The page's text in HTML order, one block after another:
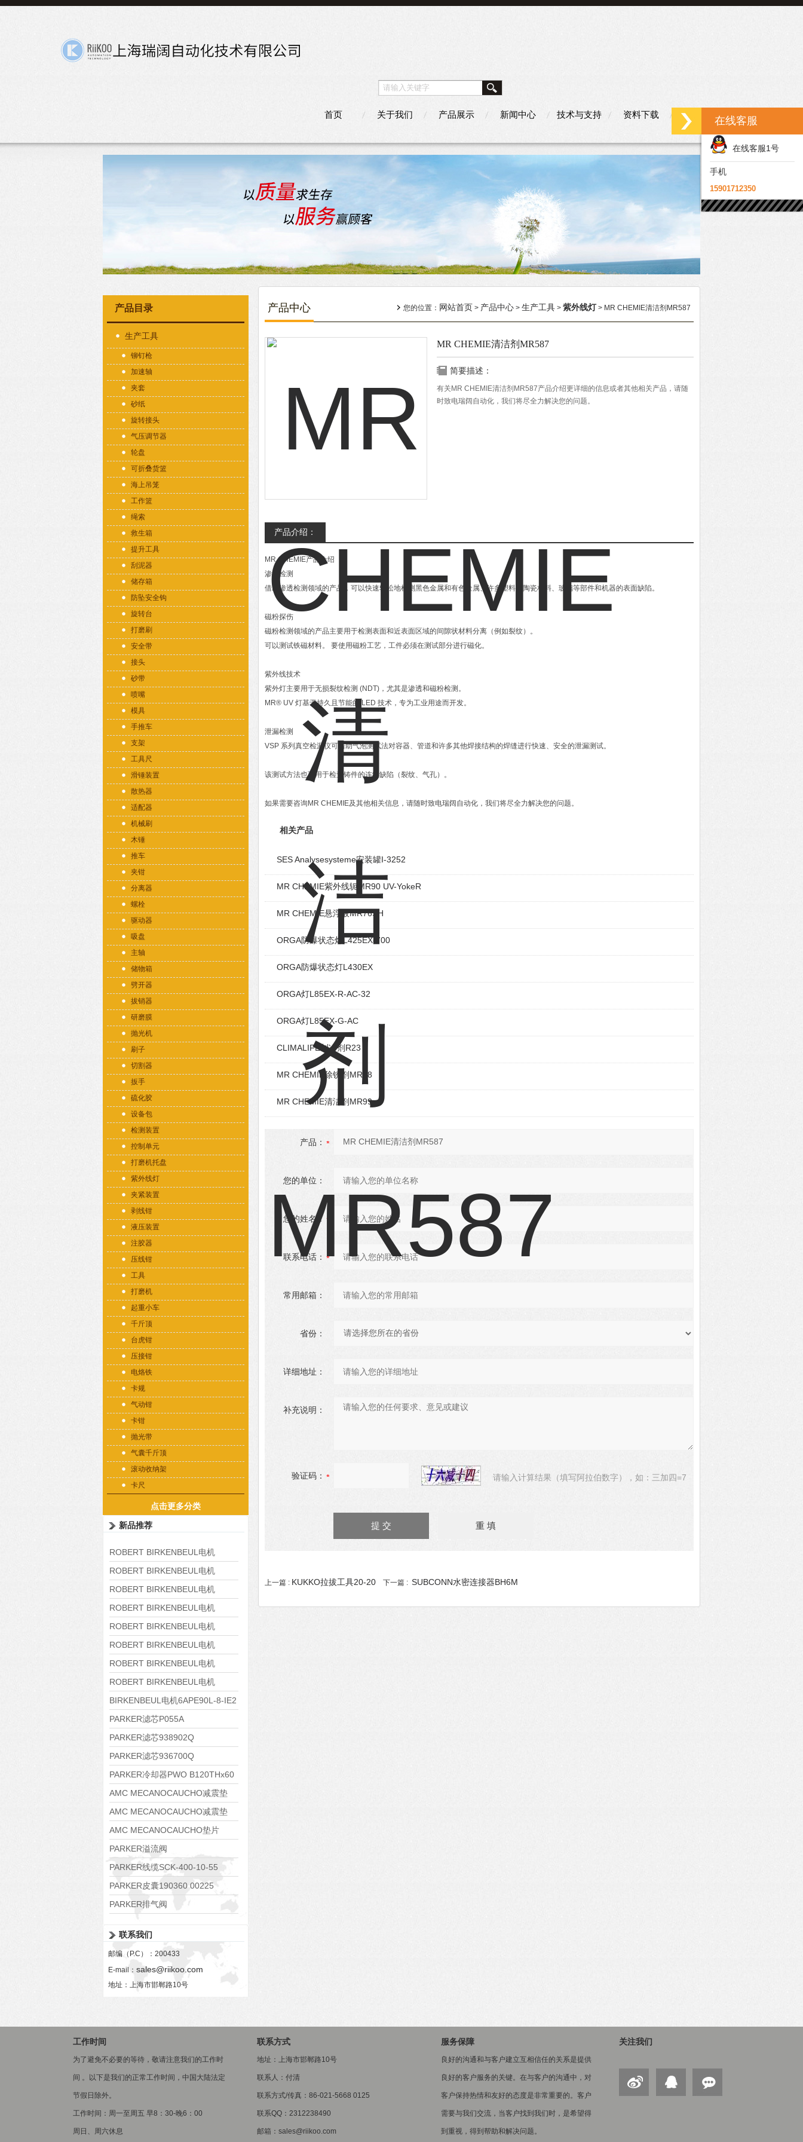
首页 关于我们 产品展示 新闻中心 技术与支持 资料下载 联系我们
产品目录
生产工具
铆钉枪
加速轴
夹套
砂纸
旋转接头
气压调节器
轮盘
可折叠货篮
海上吊笼
工作篮
绳索
救生箱
提升工具
刮泥器
储存箱
防坠安全钩
旋转台
打磨刷
安全带
接头
砂带
喷嘴
模具
手推车
支架
工具尺
滑锤装置
散热器
适配器
机械刷
木锤
推车
夹钳
分离器
螺栓
驱动器
吸盘
主轴
储物箱
劈开器
拔销器
研磨膜
抛光机
刷子
切割器
扳手
硫化胶
设备包
检测装置
控制单元
打磨机托盘
紫外线灯
夹紧装置
剥线钳
液压装置
注胶器
压线钳
工具
打磨机
起重小车
千斤顶
台虎钳
压接钳
电烙铁
卡规
气动钳
卡钳
抛光带
气囊千斤顶
滚动收纳架
卡尺
点击更多分类
新品推荐
ROBERT BIRKENBEUL电机
8APE225M-4-IE3
ROBERT BIRKENBEUL电机
8APE180L-4 IE3
ROBERT BIRKENBEUL电机
8APE160M-6 IE3
ROBERT BIRKENBEUL电机
8APE160L-4-IE3
ROBERT BIRKENBEUL电机
8APE112M-6K-IE3
ROBERT BIRKENBEUL电机
8APE100L-2 IE3
ROBERT BIRKENBEUL电机
8APE90S-4 IE3
ROBERT BIRKENBEUL电机
8APE80M-2K-IE3
BIRKENBEUL电机6APE90L-8-IE2
PARKER滤芯P055A
PARKER滤芯938902Q
PARKER滤芯936700Q
PARKER冷却器PWO B120THx60
AMC MECANOCAUCHO减震垫
138552
AMC MECANOCAUCHO减震垫
138551
AMC MECANOCAUCHO垫片
608074
PARKER溢流阀
RE06M35W2N1KWXG087
PARKER线缆SCK-400-10-55
PARKER皮囊190360 00225
PARKER排气阀
联系我们
邮编（P.C）：200433
E-mail： sales@riikoo.com
地址：上海市邯郸路10号
产品中心 您的位置： 网站首页 > 产品中心 > 生产工具 > 紫外线灯 > MR CHEMIE清洁剂MR587
MR CHEMIE清洁剂MR587
简要描述：
有关MR CHEMIE清洁剂MR587产品介绍更详细的信息或者其他相关产品，请随
时致电瑞阔自动化，我们将尽全力解决您的问题。
产品介绍：
MR CHEMIE产品介绍
渗透检测
借助渗透检测领域的产品，可以快速轻松地检测黑色金属和有色金属、许多塑料、陶瓷材料、玻璃等部件和机器的表面缺陷。
磁粉探伤
磁粉检测领域的产品主要用于检测表面和近表面区域的间隙状材料分离（例如裂纹）。
可以测试铁磁材料。 要使用磁粉工艺，工件必须在测试部分进行磁化。
紫外线技术
紫外灯主要用于无损裂纹检测 (NDT)，尤其是渗透和磁粉检测。
MR® UV 灯基于持久且节能的 LED 技术，专为工业用途而开发。
泄漏检测
VSP 系列真空检漏仪可借助气泡测试法对容器、管道和许多其他焊接结构的焊缝进行快速、安全的泄漏测试。
该测试方法也可用于检查铸件的连续缺陷（裂纹、气孔）。
如果需要咨询MR CHEMIE及其他相关信息，请随时致电瑞阔自动化，我们将尽全力解决您的问题。
相关产品
SES Analysesysteme安装罐I-3252
MR CHEMIE紫外线轭MR90 UV-YokeR
MR CHEMIE悬浮液MR76SH
ORGA防爆状态灯L425EX-700
ORGA防爆状态灯L430EX
ORGA灯L85EX-R-AC-32
ORGA灯L85EX-G-AC
CLIMALIFE制冷剂R23
MR CHEMIE除锈剂MR88
MR CHEMIE清洁剂MR99
产品：
您的单位：
您的姓名：
联系电话：
常用邮箱：
省份：
详细地址：
补充说明：
验证码： 请输入计算结果（填写阿拉伯数字），如：三加四=7
上一篇 : KUKKO拉拔工具20-20 下一篇 : SUBCONN水密连接器BH6M
工作时间
为了避免不必要的等待，敬请注意我们的工作时
间 。以下是我们的正常工作时间，中国大陆法定
节假日除外。
工作时间：周一至周五 早8：30-晚6：00
周日、周六休息
联系方式
地址：上海市邯郸路10号
联系人：付清
联系方式/传真：86-021-5668 0125
联系QQ：2312238490
邮箱：sales@riikoo.com
服务保障
良好的沟通和与客户建立互相信任的关系是提供
良好的客户服务的关键。在与客户的沟通中，对
客户保持热情和友好的态度是非常重要的。客户
需要与我们交流，当客户找到我们时，是希望得
到重视，得到帮助和解决问题。
关注我们
在线客服
在线客服1号
手机
15901712350